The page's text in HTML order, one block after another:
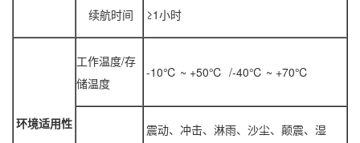
续航时间 ≥1小时
环境适用性
工作温度/存
储温度
-10℃ ~ +50℃ /-40℃ ~ +70℃
震动、冲击、淋雨、沙尘、颠震、湿